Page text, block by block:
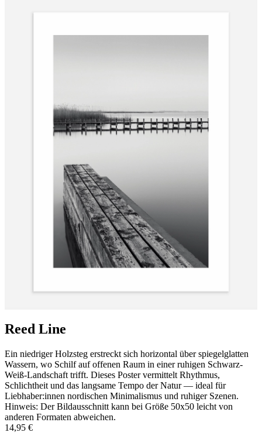
Reed Line
Ein niedriger Holzsteg erstreckt sich horizontal über spiegelglatten
Wassern, wo Schilf auf offenen Raum in einer ruhigen Schwarz-
Weiß-Landschaft trifft. Dieses Poster vermittelt Rhythmus,
Schlichtheit und das langsame Tempo der Natur — ideal für
Liebhaber:innen nordischen Minimalismus und ruhiger Szenen.
Hinweis: Der Bildausschnitt kann bei Größe 50x50 leicht von
anderen Formaten abweichen.
14,95 €